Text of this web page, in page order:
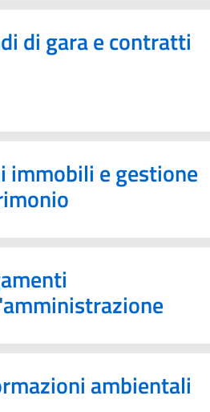
di gara e contratti
immobili e gestione
ambientali